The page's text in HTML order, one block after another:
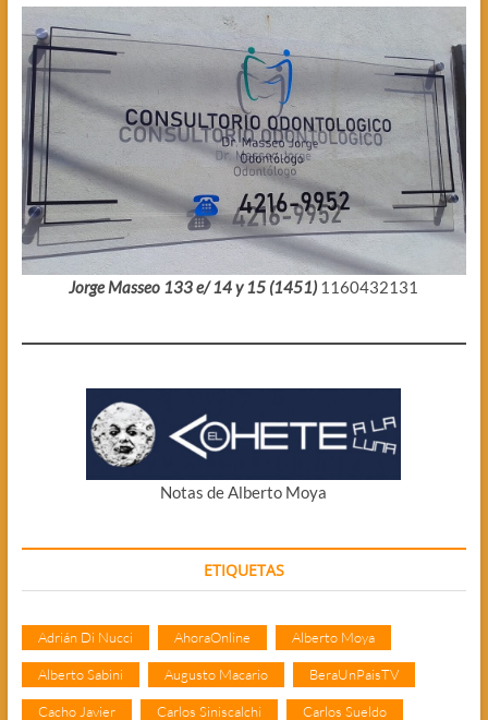
Jorge Masseo 133 e/ 14 y 15 (1451) 1160432131
Notas de Alberto Moya
ETIQUETAS
Adrián Di Nucci AhoraOnline Alberto Moya
Alberto Sabini Augusto Macario BeraUnPaisTV
Cacho Javier Carlos Siniscalchi Carlos Sueldo